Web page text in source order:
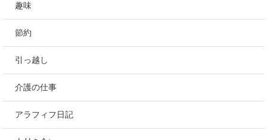
趣味
節約
引っ越し
介護の仕事
アラフィフ日記